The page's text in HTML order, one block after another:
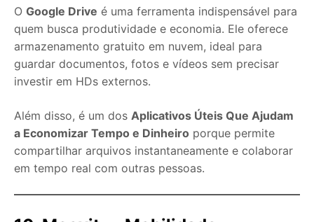
O Google Drive é uma ferramenta indispensável para
quem busca produtividade e economia. Ele oferece
armazenamento gratuito em nuvem, ideal para
guardar documentos, fotos e vídeos sem precisar
investir em HDs externos.
Além disso, é um dos Aplicativos Úteis Que Ajudam
a Economizar Tempo e Dinheiro porque permite
compartilhar arquivos instantaneamente e colaborar
em tempo real com outras pessoas.